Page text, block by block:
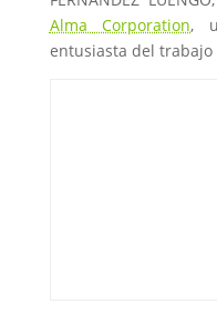
Alma Corporation,
entusiasta del trabajo